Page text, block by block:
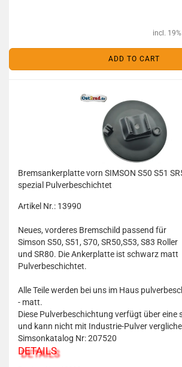
incl.
ADD TO CART
Bremsankerplatte vorn SIMSON S50 S51
spezial Pulverbeschichtet
Artikel Nr.: 13990
Neues, vorderes Bremschild passend für
Simson S50, S51, S70, SR50,S53, S83 Roller
und SR80. Die Ankerplatte ist schwarz matt
Pulverbeschichtet.
Alle Teile werden bei uns im Haus
- matt.
Diese Pulverbeschichtung verfügt über eine
und kann nicht mit Industrie-Pulver
Simsonkatalog Nr: 207520
DETAILS